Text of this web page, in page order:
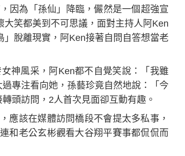
因為「孫仙」降臨，儼然是一個超強宣
笑都美到不可思議，面對主持人阿Ken
脫離現實，阿Ken接著自問自答想當老
神風采，阿Ken都不自覺笑說：「我雖
專注看向她，孫藝珍竟自然地說：「今
頭訪問，2人首次見面卻互動有趣。
應該在媒體訪問橋段不會提太多私事，
和老公玄彬觀看大谷翔平賽事都侃侃而